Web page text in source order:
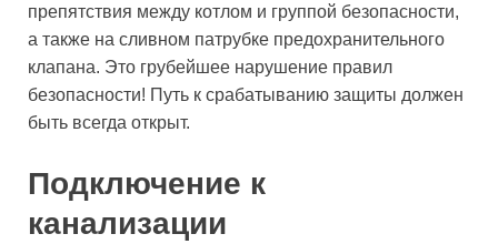
препятствия между котлом и группой безопасности,
а также на сливном патрубке предохранительного
клапана. Это грубейшее нарушение правил
безопасности! Путь к срабатыванию защиты должен
быть всегда открыт.
Подключение к
канализации